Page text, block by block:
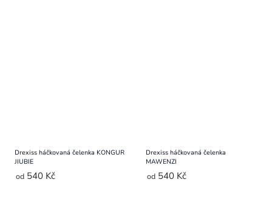
Drexiss háčkovaná čelenka KONGUR
JIUBIE
od 540 Kč
Drexiss háčkovaná čelenka
MAWENZI
od 540 Kč